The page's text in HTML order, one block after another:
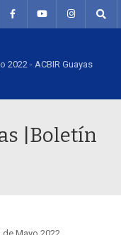
|Boletín